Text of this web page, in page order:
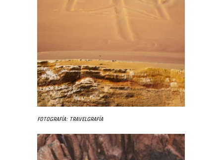
Fotografía: Travelgrafía